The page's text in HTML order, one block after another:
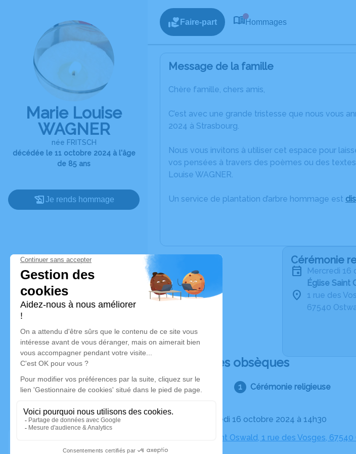
Marie Louise
WAGNER
née FRITSCH
décédée le 11 octobre 2024 à l'âge
de 85 ans
Je rends hommage
Faire-part Hommages
Message de la famille
Chère famille, chers amis,
C’est avec une grande tristesse que nous vous
2024 à Strasbourg.
Nous vous invitons à utiliser cet espace pour
vos pensées à travers des poèmes ou des
Louise WAGNER.
Un service de plantation d’arbre hommage est
Cérémonie
mercredi
Église Saint
1 rue des
67540
Déroulé des obsèques
Cérémonie religieuse
Le mercredi 16 octobre 2024 à 14h30
Église Saint Oswald, 1 rue des Vosges,